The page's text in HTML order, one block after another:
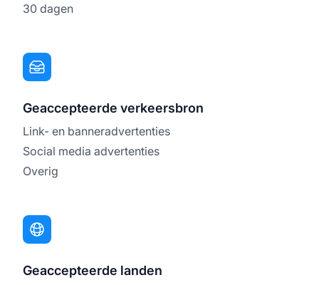
30 dagen
Geaccepteerde verkeersbron
Link- en banneradvertenties
Social media advertenties
Overig
Geaccepteerde landen